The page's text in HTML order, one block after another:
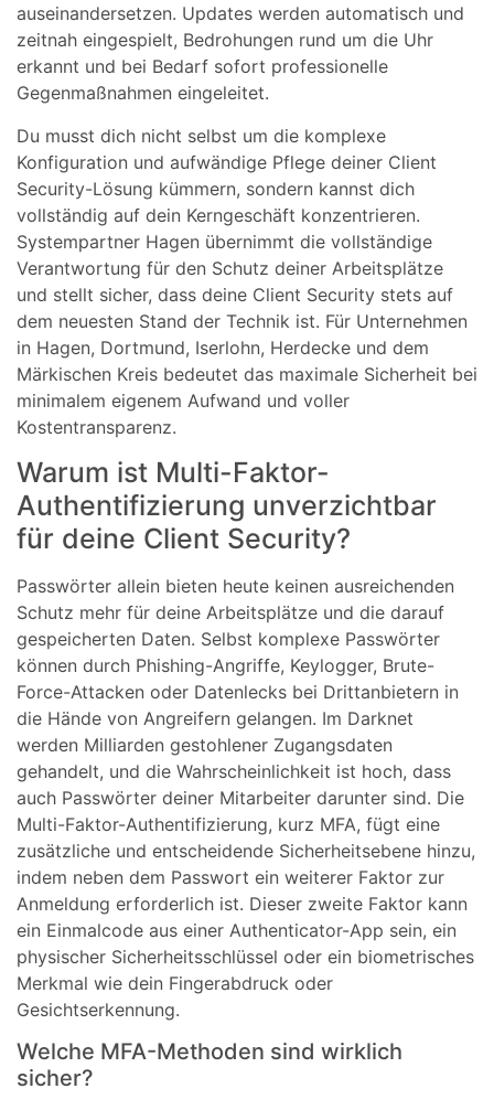
auseinandersetzen. Updates werden automatisch und
zeitnah eingespielt, Bedrohungen rund um die Uhr
erkannt und bei Bedarf sofort professionelle
Gegenmaßnahmen eingeleitet.
Du musst dich nicht selbst um die komplexe
Konfiguration und aufwändige Pflege deiner Client
Security-Lösung kümmern, sondern kannst dich
vollständig auf dein Kerngeschäft konzentrieren.
Systempartner Hagen übernimmt die vollständige
Verantwortung für den Schutz deiner Arbeitsplätze
und stellt sicher, dass deine Client Security stets auf
dem neuesten Stand der Technik ist. Für Unternehmen
in Hagen, Dortmund, Iserlohn, Herdecke und dem
Märkischen Kreis bedeutet das maximale Sicherheit bei
minimalem eigenem Aufwand und voller
Kostentransparenz.
Warum ist Multi-Faktor-
Authentifizierung unverzichtbar
für deine Client Security?
Passwörter allein bieten heute keinen ausreichenden
Schutz mehr für deine Arbeitsplätze und die darauf
gespeicherten Daten. Selbst komplexe Passwörter
können durch Phishing-Angriffe, Keylogger, Brute-
Force-Attacken oder Datenlecks bei Drittanbietern in
die Hände von Angreifern gelangen. Im Darknet
werden Milliarden gestohlener Zugangsdaten
gehandelt, und die Wahrscheinlichkeit ist hoch, dass
auch Passwörter deiner Mitarbeiter darunter sind. Die
Multi-Faktor-Authentifizierung, kurz MFA, fügt eine
zusätzliche und entscheidende Sicherheitsebene hinzu,
indem neben dem Passwort ein weiterer Faktor zur
Anmeldung erforderlich ist. Dieser zweite Faktor kann
ein Einmalcode aus einer Authenticator-App sein, ein
physischer Sicherheitsschlüssel oder ein biometrisches
Merkmal wie dein Fingerabdruck oder
Gesichtserkennung.
Welche MFA-Methoden sind wirklich
sicher?